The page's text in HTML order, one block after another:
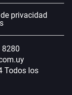
privacidad
8280
Todos los